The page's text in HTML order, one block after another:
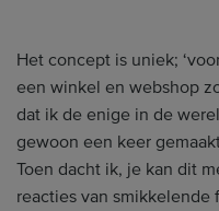
Het concept is uniek;
een winkel en webshop
dat ik de enige in de
gewoon een keer
Toen dacht ik, je kan dit
reacties van